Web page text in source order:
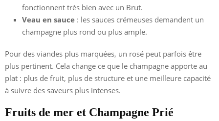
fonctionnent très bien avec un Brut.
Veau en sauce : les sauces crémeuses demandent un
champagne plus rond ou plus ample.
Pour des viandes plus marquées, un rosé peut parfois être
plus pertinent. Cela change ce que le champagne apporte au
plat : plus de fruit, plus de structure et une meilleure capacité
à suivre des saveurs plus intenses.
Fruits de mer et Champagne Prié